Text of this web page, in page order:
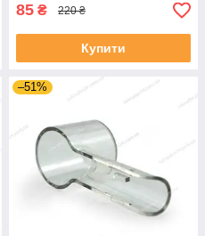
85 ₴ 220 ₴
Купити
–51%